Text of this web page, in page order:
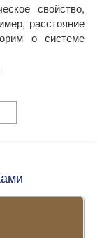
свойство,
расстояние
о системе